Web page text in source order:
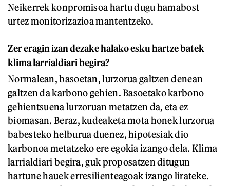
Neikerrek konpromisoa hartu dugu hamabost
urtez monitorizazioa mantentzeko.
Zer eragin izan dezake halako esku hartze batek
klima larrialdiari begira?
Normalean, basoetan, lurzorua galtzen denean
galtzen da karbono gehien. Basoetako karbono
gehientsuena lurzoruan metatzen da, eta ez
biomasan. Beraz, kudeaketa mota honek lurzorua
babesteko helburua duenez, hipotesiak dio
karbonoa metatzeko ere egokia izango dela. Klima
larrialdiari begira, guk proposatzen ditugun
hartune hauek erresilienteagoak izango lirateke.